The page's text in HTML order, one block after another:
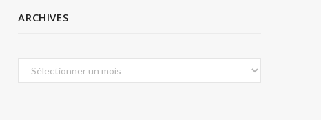
ARCHIVES
Archives